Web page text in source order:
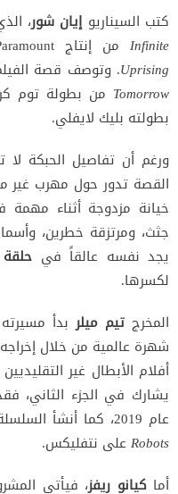
كتب السيناريوإيان شور،
Infinite من إنتاج Paramount+، وفيلم الرعب الكوميدي
Uprising. وتوصف قصة
Tomorrow من بطولة توم
بطولته بليك لايفلي.
ورغم أن تفاصيل الحبكة لا
القصة تدور حول مهرب
خيانة مزدوجة أثناء مهمة
جثث، ومرتزقة خطرين،
يجد نفسه عالقاً في
لكسرها.
المخرجتيم ميلربدأ
شهرة عالمية من خلال
أفلام الأبطال غير
يشارك في الجزء الثاني،
عام 2019، كما أنشأ السلسلة التحريكية الشهيرة
Robots على نتفليكس.
أماكيانو ريفز، فيأتي